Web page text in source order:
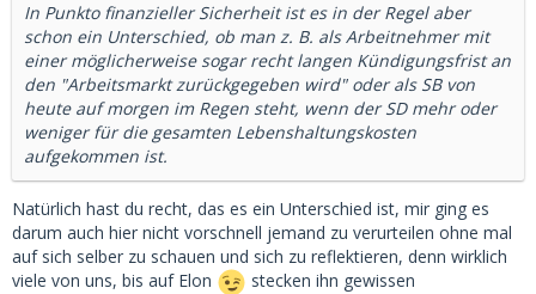
In Punkto finanzieller Sicherheit ist es in der Regel aber
schon ein Unterschied, ob man z. B. als Arbeitnehmer mit
einer möglicherweise sogar recht langen Kündigungsfrist an
den "Arbeitsmarkt zurückgegeben wird" oder als SB von
heute auf morgen im Regen steht, wenn der SD mehr oder
weniger für die gesamten Lebenshaltungskosten
aufgekommen ist.
Natürlich hast du recht, das es ein Unterschied ist, mir ging es
darum auch hier nicht vorschnell jemand zu verurteilen ohne mal
auf sich selber zu schauen und sich zu reflektieren, denn wirklich
viele von uns, bis auf Elon
stecken ihn gewissen